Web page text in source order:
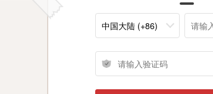
中国大陆 (+86)